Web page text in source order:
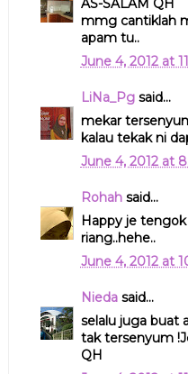
AS-SALAM QH
mmg cantiklah
apam tu..
June 4, 2012 at
LiNa_Pgsaid...
mekar
kalau tekak ni
June 4, 2012 at
Rohahsaid...
Happy je
riang..hehe..
June 4, 2012 at
Niedasaid...
selalu juga buat
tak tersenyum
QH